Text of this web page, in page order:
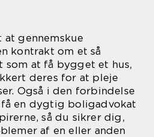
gennemskue
kontrakt om et så
at få bygget et hus,
deres for at pleje
Også i den forbindelse
en dygtig boligadvokat
så du sikrer dig,
af en eller anden